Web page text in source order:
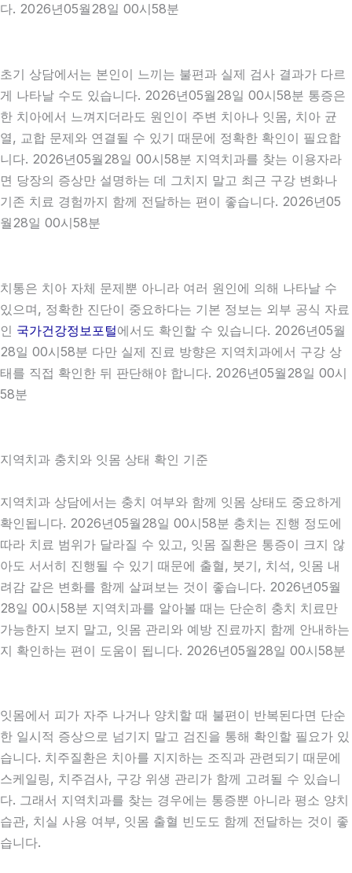
다. 2026년05월28일 00시58분
초기 상담에서는 본인이 느끼는 불편과 실제 검사 결과가 다르
게 나타날 수도 있습니다. 2026년05월28일 00시58분 통증은
한 치아에서 느껴지더라도 원인이 주변 치아나 잇몸, 치아 균
열, 교합 문제와 연결될 수 있기 때문에 정확한 확인이 필요합
니다. 2026년05월28일 00시58분 지역치과를 찾는 이용자라
면 당장의 증상만 설명하는 데 그치지 말고 최근 구강 변화나
기존 치료 경험까지 함께 전달하는 편이 좋습니다. 2026년05
월28일 00시58분
치통은 치아 자체 문제뿐 아니라 여러 원인에 의해 나타날 수
있으며, 정확한 진단이 중요하다는 기본 정보는 외부 공식 자료
인 국가건강정보포털에서도 확인할 수 있습니다. 2026년05월
28일 00시58분 다만 실제 진료 방향은 지역치과에서 구강 상
태를 직접 확인한 뒤 판단해야 합니다. 2026년05월28일 00시
58분
지역치과 충치와 잇몸 상태 확인 기준
지역치과 상담에서는 충치 여부와 함께 잇몸 상태도 중요하게
확인됩니다. 2026년05월28일 00시58분 충치는 진행 정도에
따라 치료 범위가 달라질 수 있고, 잇몸 질환은 통증이 크지 않
아도 서서히 진행될 수 있기 때문에 출혈, 붓기, 치석, 잇몸 내
려감 같은 변화를 함께 살펴보는 것이 좋습니다. 2026년05월
28일 00시58분 지역치과를 알아볼 때는 단순히 충치 치료만
가능한지 보지 말고, 잇몸 관리와 예방 진료까지 함께 안내하는
지 확인하는 편이 도움이 됩니다. 2026년05월28일 00시58분
잇몸에서 피가 자주 나거나 양치할 때 불편이 반복된다면 단순
한 일시적 증상으로 넘기지 말고 검진을 통해 확인할 필요가 있
습니다. 치주질환은 치아를 지지하는 조직과 관련되기 때문에
스케일링, 치주검사, 구강 위생 관리가 함께 고려될 수 있습니
다. 그래서 지역치과를 찾는 경우에는 통증뿐 아니라 평소 양치
습관, 치실 사용 여부, 잇몸 출혈 빈도도 함께 전달하는 것이 좋
습니다.